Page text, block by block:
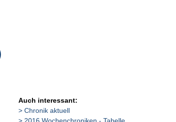
Auch interessant:
Chronik aktuell
2016 Wochenchroniken - Tabelle